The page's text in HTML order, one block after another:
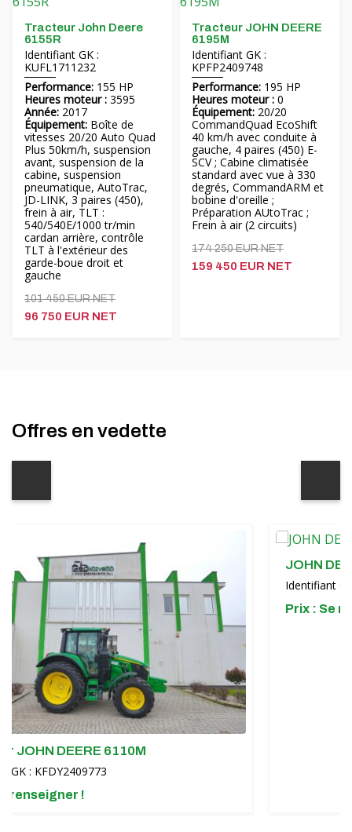
Tracteur John Deere
6155R
Identifiant GK :
KUFL1711232
Performance: 155 HP
Heures moteur : 3595
Année: 2017
Équipement: Boîte de
vitesses 20/20 Auto Quad
Plus 50km/h, suspension
avant, suspension de la
cabine, suspension
pneumatique, AutoTrac,
JD-LINK, 3 paires (450),
frein à air, TLT :
540/540E/1000 tr/min
cardan arrière, contrôle
TLT à l'extérieur des
garde-boue droit et
gauche
101 450 EUR NET
96 750 EUR NET
Tracteur JOHN DEERE
6195M
Identifiant GK :
KPFP2409748
Performance: 195 HP
Heures moteur : 0
Équipement: 20/20
CommandQuad EcoShift
40 km/h avec conduite à
gauche, 4 paires (450) E-
SCV ; Cabine climatisée
standard avec vue à 330
degrés, CommandARM et
bobine d'oreille ;
Préparation AUtoTrac ;
Frein à air (2 circuits)
174 250 EUR NET
159 450 EUR NET
Offres en vedette
6110M
JOHN DEERE 6R130
Identifiant GK :
Prix ​​: Se renseigner !